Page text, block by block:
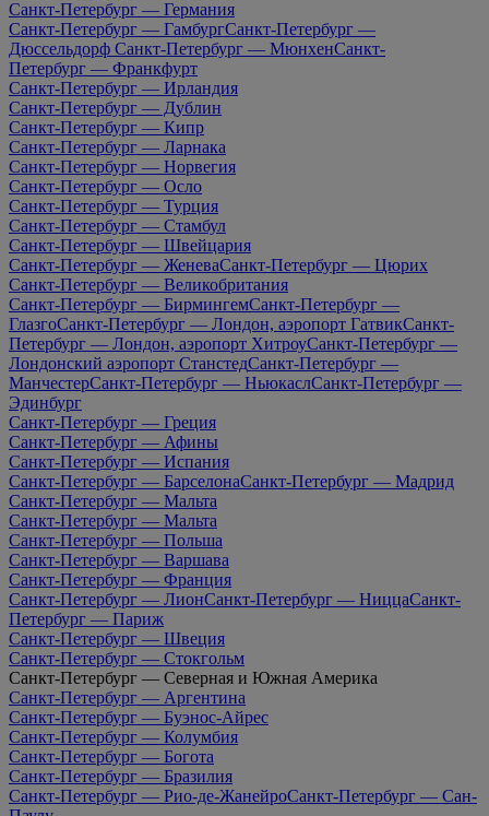
Санкт-Петербург — Германия
Санкт-Петербург — ГамбургСанкт-Петербург —
Дюссельдорф Санкт-Петербург — МюнхенСанкт-
Петербург — Франкфурт
Санкт-Петербург — Ирландия
Санкт-Петербург — Дублин
Санкт-Петербург — Кипр
Санкт-Петербург — Ларнака
Санкт-Петербург — Норвегия
Санкт-Петербург — Осло
Санкт-Петербург — Турция
Санкт-Петербург — Стамбул
Санкт-Петербург — Швейцария
Санкт-Петербург — ЖеневаСанкт-Петербург — Цюрих
Санкт-Петербург — Великобритания
Санкт-Петербург — БирмингемСанкт-Петербург —
ГлазгоСанкт-Петербург — Лондон, аэропорт ГатвикСанкт-
Петербург — Лондон, аэропорт ХитроуСанкт-Петербург —
Лондонский аэропорт СтанстедСанкт-Петербург —
МанчестерСанкт-Петербург — НьюкаслСанкт-Петербург —
Эдинбург
Санкт-Петербург — Греция
Санкт-Петербург — Афины
Санкт-Петербург — Испания
Санкт-Петербург — БарселонаСанкт-Петербург — Мадрид
Санкт-Петербург — Мальта
Санкт-Петербург — Мальта
Санкт-Петербург — Польша
Санкт-Петербург — Варшава
Санкт-Петербург — Франция
Санкт-Петербург — ЛионСанкт-Петербург — НиццаСанкт-
Петербург — Париж
Санкт-Петербург — Швеция
Санкт-Петербург — Стокгольм
Санкт-Петербург — Северная и Южная Америка
Санкт-Петербург — Аргентина
Санкт-Петербург — Буэнос-Айрес
Санкт-Петербург — Колумбия
Санкт-Петербург — Богота
Санкт-Петербург — Бразилия
Санкт-Петербург — Рио-де-ЖанейроСанкт-Петербург — Сан-